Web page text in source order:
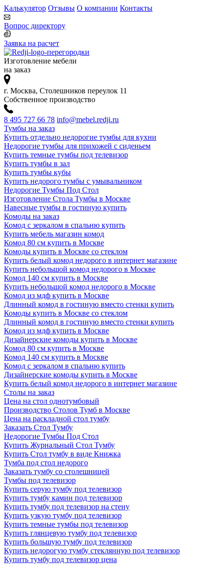
Калькулятор Отзывы О компании Контакты
Вопрос директору
Заявка на расчет
Изготовление мебели
на заказ
г. Москва, Столешников переулок 11
Собственное производство
8 495 727 66 78 info@mebel.redji.ru
Тумбы на заказ
Купить отдельно недорогие тумбы для кухни
Недорогие тумбы для прихожей с сиденьем
Купить темные тумбы под телевизор
Купить тумбы в зал
Купить тумбы кубы
Купить недорого тумбы с умывальником
Недорогие Тумбы Под Стол
Изготовление Стола Тумбы в Москве
Навесные тумбы в гостиную купить
Комоды на заказ
Комод с зеркалом в спальню купить
Купить мебель магазин комод
Комод 80 см купить в Москве
Комоды купить в Москве со стеклом
Купить белый комод недорого в интернет магазине
Купить небольшой комод недорого в Москве
Комод 140 см купить в Москве
Купить небольшой комод недорого в Москве
Комод из мдф купить в Москве
Длинный комод в гостиную вместо стенки купить
Комоды купить в Москве со стеклом
Длинный комод в гостиную вместо стенки купить
Комод из мдф купить в Москве
Дизайнерские комоды купить в Москве
Комод 80 см купить в Москве
Комод 140 см купить в Москве
Комод с зеркалом в спальню купить
Дизайнерские комоды купить в Москве
Купить белый комод недорого в интернет магазине
Столы на заказ
Цена на стол однотумбовый
Производство Столов Тумб в Москве
Цена на раскладной стол тумбу
Заказать Стол Тумбу
Недорогие Тумбы Под Стол
Купить Журнальный Стол Тумбу
Купить Стол тумбу в виде Книжка
Тумба под стол недорого
Заказать тумбу со столешницей
Тумбы под телевизор
Купить серую тумбу под телевизор
Купить тумбу камин под телевизор
Купить тумбу под телевизор на стену
Купить узкую тумбу под телевизор
Купить темные тумбы под телевизор
Купить глянцевую тумбу под телевизор
Купить большую тумбу под телевизор
Купить недорогую тумбу стеклянную под телевизор
Купить тумбу под телевизор цена